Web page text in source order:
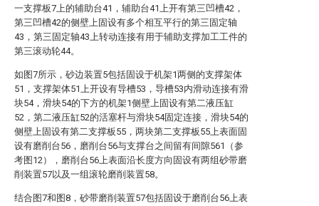
一支撑板7上的辅助台41，辅助台41上开有第三凹槽42，
第三凹槽42的侧壁上固设有多个相互平行的第三固定轴
43，第三固定轴43上转动连接有用于辅助支撑加工工件的
第三滚动轮44。
如图7所示，砂边装置5包括固设于机架1两侧的支撑架体
51，支撑架体51上开设有导槽53，导槽53内滑动连接有滑
块54，滑块54的下方的机架1侧壁上固设有第二液压缸
52，第二液压缸52的活塞杆与滑块54固定连接，滑块54的
侧壁上固设有第二支撑板55，两块第二支撑板55上表面固
设有磨削台56，磨削台56与支撑台之间留有间隙561（参
考图12），磨削台56上表面沿长度方向固设有两组砂带磨
削装置57以及一组滚轮磨削装置58。
结合图7和图8，砂带磨削装置57包括固设于磨削台56上表